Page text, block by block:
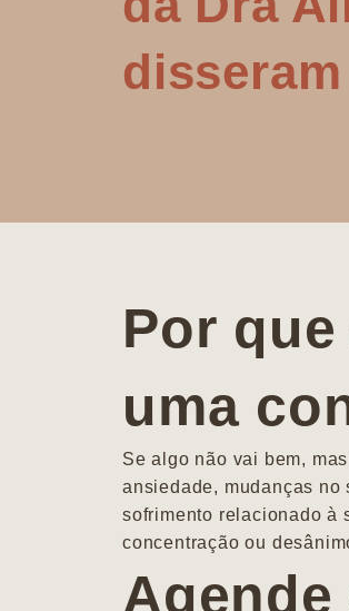
disseram
Por
uma
Se algo não vai bem,
ansiedade, mudanças no
sofrimento relacionado à
concentração ou